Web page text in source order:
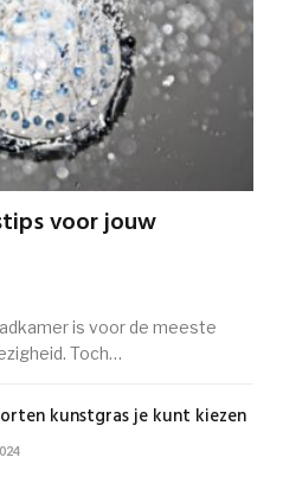
voor jouw
is voor de meeste
Toch…
kunstgras je kunt kiezen